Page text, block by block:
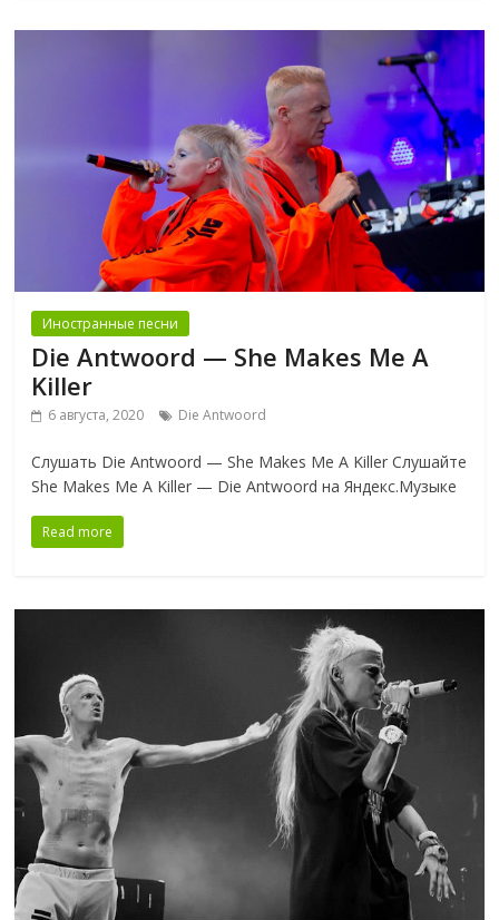
Иностранные песни
Die Antwoord — She Makes Me A
Killer
6 августа, 2020 Die Antwoord
Слушать Die Antwoord — She Makes Me A Killer Слушайте
She Makes Me A Killer — Die Antwoord на Яндекс.Музыке
Read more